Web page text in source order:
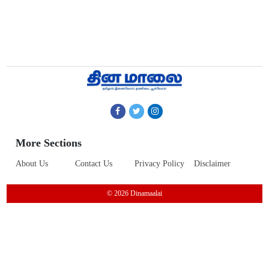
More Sections
About Us Contact Us Privacy Policy Disclaimer
© 2026 Dinamaalai